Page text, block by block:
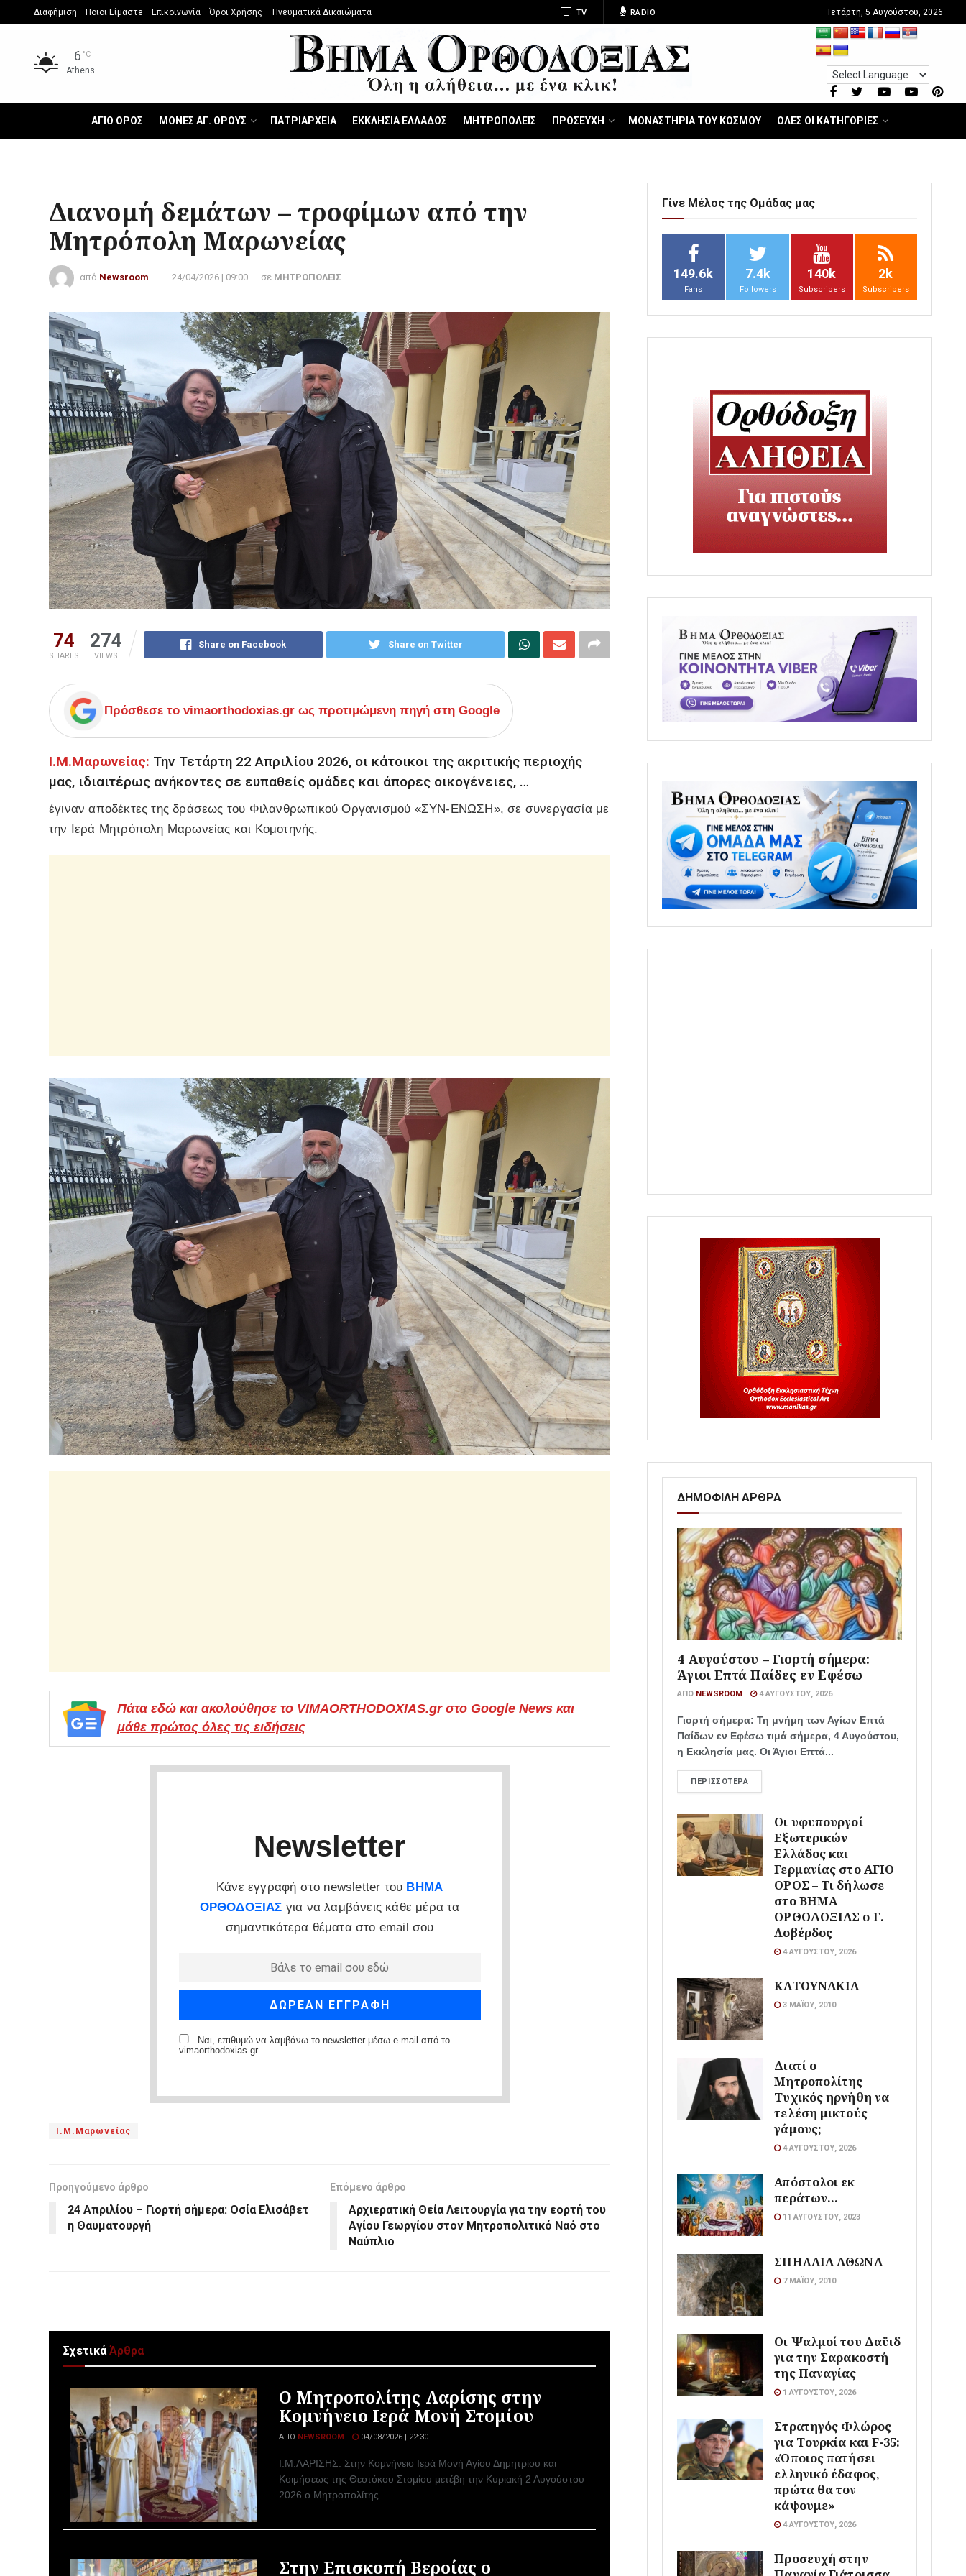
Διαφήμιση Ποιοι Είμαστε Επικοινωνία Όροι Χρήσης – Πνευματικά Δικαιώματα TV RADIO Τετάρτη, 5 Αυγούστου, 2026
6 °C
Athens
ΑΓΙΟ ΟΡΟΣ ΜΟΝΕΣ ΑΓ. ΟΡΟΥΣ ΠΑΤΡΙΑΡΧΕΙΑ ΕΚΚΛΗΣΙΑ ΕΛΛΑΔΟΣ ΜΗΤΡΟΠΟΛΕΙΣ ΠΡΟΣΕΥΧΗ ΜΟΝΑΣΤΗΡΙΑ ΤΟΥ ΚΟΣΜΟΥ ΟΛΕΣ ΟΙ ΚΑΤΗΓΟΡΙΕΣ
Διανομή δεμάτων – τροφίμων από την
Μητρόπολη Μαρωνείας
από Newsroom 24/04/2026 | 09:00 σε ΜΗΤΡΟΠΟΛΕΙΣ
74
SHARES
274
VIEWS
Share on Facebook Share on Twitter
Πρόσθεσε το vimaorthodoxias.gr ως προτιμώμενη πηγή στη Google
Ι.Μ.Μαρωνείας: Την Τετάρτη 22 Απριλίου 2026, οι κάτοικοι της ακριτικής περιοχής
μας, ιδιαιτέρως ανήκοντες σε ευπαθείς ομάδες και άπορες οικογένειες, …
έγιναν αποδέκτες της δράσεως του Φιλανθρωπικού Οργανισμού «ΣΥΝ-ΕΝΩΣΗ», σε συνεργασία με
την Ιερά Μητρόπολη Μαρωνείας και Κομοτηνής.
Πάτα εδώ και ακολούθησε το VIMAORTHODOXIAS.gr στο Google News και
μάθε πρώτος όλες τις ειδήσεις
Newsletter
Κάνε εγγραφή στο newsletter του ΒΗΜΑ
ΟΡΘΟΔΟΞΙΑΣ για να λαμβάνεις κάθε μέρα τα
σημαντικότερα θέματα στο email σου
Ναι, επιθυμώ να λαμβάνω το newsletter μέσω e-mail από το
vimaorthodoxias.gr
Ι.Μ.Μαρωνείας
Προηγούμενο άρθρο
24 Απριλίου – Γιορτή σήμερα: Οσία Ελισάβετ
η Θαυματουργή
Επόμενο άρθρο
Αρχιερατική Θεία Λειτουργία για την εορτή του
Αγίου Γεωργίου στον Μητροπολιτικό Ναό στο
Ναύπλιο
ΣχετικάΆρθρα
Ο Μητροπολίτης Λαρίσης στην
Κομνήνειο Ιερά Μονή Στομίου
ΑΠΌ NEWSROOM 04/08/2026 | 22:30
I.M.ΛΑΡΙΣΗΣ: Στην Κομνήνειο Ιερά Μονή Αγίου Δημητρίου και
Κοιμήσεως της Θεοτόκου Στομίου μετέβη την Κυριακή 2 Αυγούστου
2026 ο Μητροπολίτης...
Στην Επισκοπή Βεροίας ο
Γίνε Μέλος της Ομάδας μας
149.6k
Fans
7.4k
Followers
140k
Subscribers
2k
Subscribers
ΔΗΜΟΦΙΛΗ ΑΡΘΡΑ
4 Αυγούστου – Γιορτή σήμερα:
Άγιοι Επτά Παίδες εν Εφέσω
ΑΠΌ NEWSROOM 4 ΑΥΓΟΎΣΤΟΥ, 2026
Γιορτή σήμερα: Τη μνήμη των Αγίων Επτά
Παίδων εν Εφέσω τιμά σήμερα, 4 Αυγούστου,
η Εκκλησία μας. Οι Άγιοι Επτά...
ΠΕΡΙΣΣΌΤΕΡΑ
Οι υφυπουργοί
Εξωτερικών
Ελλάδος και
Γερμανίας στο ΑΓΙΟ
ΟΡΟΣ – Τι δήλωσε
στο ΒΗΜΑ
ΟΡΘΟΔΟΞΙΑΣ ο Γ.
Λοβέρδος
4 ΑΥΓΟΎΣΤΟΥ, 2026
ΚΑΤΟΥΝΑΚΙΑ
3 ΜΑΪ́ΟΥ, 2010
Διατί ο
Μητροπολίτης
Τυχικός ηρνήθη να
τελέση μικτούς
γάμους;
4 ΑΥΓΟΎΣΤΟΥ, 2026
Απόστολοι εκ
περάτων…
11 ΑΥΓΟΎΣΤΟΥ, 2023
ΣΠΗΛΑΙΑ ΑΘΩΝΑ
7 ΜΑΪ́ΟΥ, 2010
Οι Ψαλμοί του Δαϋιδ
για την Σαρακοστή
της Παναγίας
1 ΑΥΓΟΎΣΤΟΥ, 2026
Στρατηγός Φλώρος
για Τουρκία και F-35:
«Όποιος πατήσει
ελληνικό έδαφος,
πρώτα θα τον
κάψουμε»
4 ΑΥΓΟΎΣΤΟΥ, 2026
Προσευχή στην